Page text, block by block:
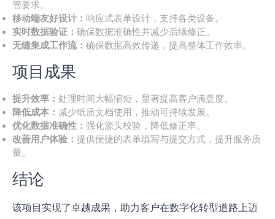
管要求。
移动端友好设计：响应式表单设计，支持各类设备。
实时数据验证：确保数据准确性并减少后续修正。
无缝集成工作流：确保数据高效传递，提高整体工作效率。
项目成果
提升效率：处理时间大幅缩短，显著提高客户满意度。
降低成本：减少纸质文档使用，推动可持续发展。
优化数据准确性：强化源头校验，降低修正率。
改善用户体验：提供便捷的表单填写与提交方式，提升服务质
量。
结论
该项目实现了卓越成果，助力客户在数字化转型道路上迈